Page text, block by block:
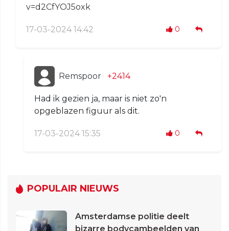
v=d2CfYOJ5oxk
17-03-2024 14:42 0
Remspoor +2414
Had ik gezien ja, maar is niet zo'n
opgeblazen figuur als dit.
17-03-2024 15:35 0
POPULAIR NIEUWS
Amsterdamse politie deelt
bizarre bodycambeelden van